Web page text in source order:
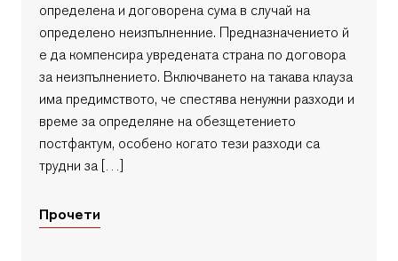
определена и договорена сума в случай на
определено неизпълненние. Предназначението й
е да компенсира увредената страна по договора
за неизпълнението. Включването на такава клауза
има предимството, че спестява ненужни разходи и
време за определяне на обезщетението
постфактум, особено когато тези разходи са
трудни за […]
Прочети